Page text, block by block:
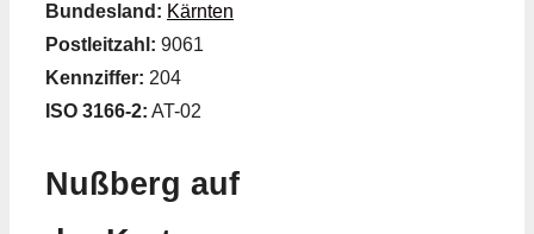
Bundesland: Kärnten
Postleitzahl: 9061
Kennziffer: 204
ISO 3166-2: AT-02
Nußberg auf